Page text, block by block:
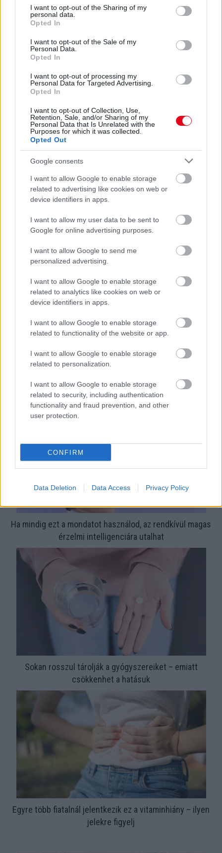
not limited to your visit or usage behaviour. You may click to
grant or deny consent to Google and its third-party tags to
use your data for below specified purposes in below Google
consent section.
I want to opt-out of the Sharing of my
personal data.
Opted In
I want to opt-out of the Sale of my
Personal Data.
Opted In
I want to opt-out of processing my
Personal Data for Targeted Advertising.
Opted In
I want to opt-out of Collection, Use,
Retention, Sale, and/or Sharing of my
Personal Data that Is Unrelated with the
Purposes for which it was collected.
Opted Out
Google consents
I want to allow Google to enable storage
related to advertising like cookies on web or
device identifiers in apps.
I want to allow my user data to be sent to
Google for online advertising purposes.
I want to allow Google to send me
personalized advertising.
I want to allow Google to enable storage
related to analytics like cookies on web or
device identifiers in apps.
I want to allow Google to enable storage
related to functionality of the website or app.
I want to allow Google to enable storage
related to personalization.
I want to allow Google to enable storage
related to security, including authentication
functionality and fraud prevention, and other
user protection.
CONFIRM
Data Deletion Data Access Privacy Policy
ANNYI VIRÁGOT HOZ MAJD A MUSKÁTLI, HA EZT CSINÁLOD
Ettől lesz a tiéd a leggyönyörűbb muskátli a környéken
24 óra
Ezért párásodik be állandóan az ablak – egyszerűbb a
megoldás, mint gondolnád
Nem ecettel és nem szódabikarbónával: ezzel lesz
újra csillogó a vízköves csap
Ha mindig ezt a mondatot használod, az rendkívül magas
érzelmi intelligenciára utalhat
Sokan rosszul tárolják a gyógyszereiket – emiatt
csökkenhet a hatásuk
Egyre több fiatalnál jelentkezik ez a vitaminhiány – ilyen
jelekre figyelj